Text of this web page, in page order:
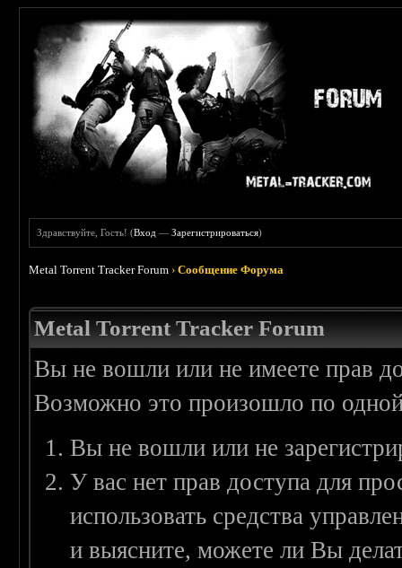
Здравствуйте, Гость! (Вход —Зарегистрироваться)
Metal Torrent Tracker Forum ›Сообщение Форума
Metal Torrent Tracker Forum
Вы не вошли или не имеете прав
Возможно это произошло по
Вы не вошли или не
У вас нет прав доступа для
использовать средства
и выясните, можете ли Вы